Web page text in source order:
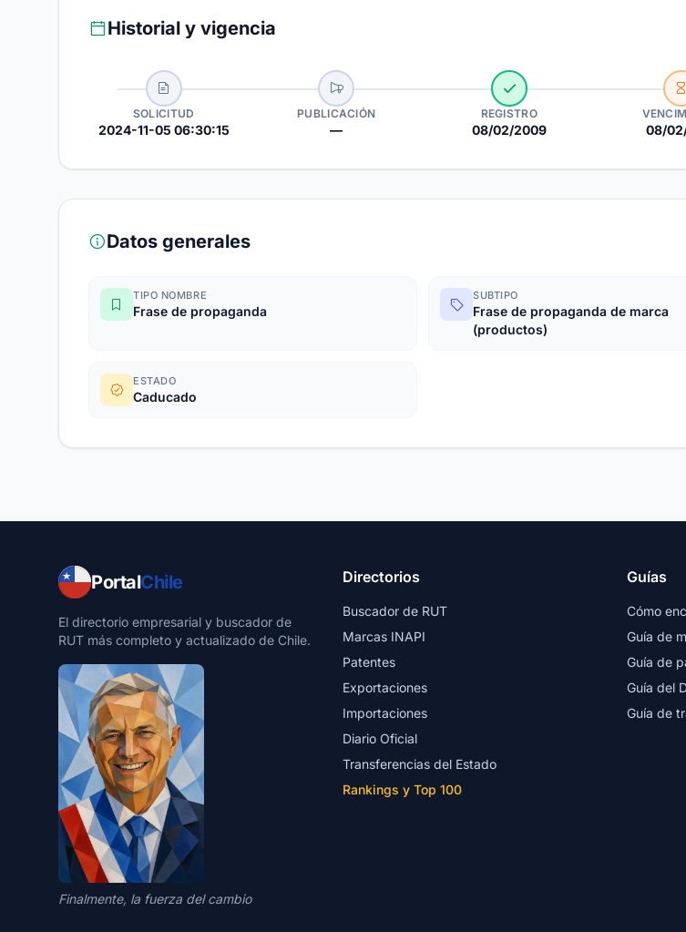
Historial y vigencia
SOLICITUD
2024-11-05 06:30:15
PUBLICACIÓN
—
REGISTRO
08/02/2009 08/
Datos generales
TIPO NOMBRE
Frase de propaganda
SUBTIPO
Frase de propaganda de marca
(productos)
ESTADO
Caducado
PortalChile
El directorio empresarial y buscador de
RUT más completo y actualizado de Chile.
Finalmente, la fuerza del cambio
Directorios
Buscador de RUT
Marcas INAPI
Patentes
Exportaciones
Importaciones
Diario Oficial
Transferencias del Estado
Rankings y Top 100
Guías
Cómo
Guía de
Guía de
Guía del
Guía de